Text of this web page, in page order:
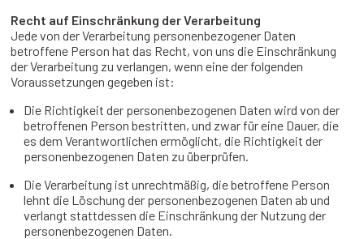
Recht auf Einschränkung der Verarbeitung
Jede von der Verarbeitung personenbezogener Daten
betroffene Person hat das Recht, von uns die Einschränkung
der Verarbeitung zu verlangen, wenn eine der folgenden
Voraussetzungen gegeben ist:
Die Richtigkeit der personenbezogenen Daten wird von der
betroffenen Person bestritten, und zwar für eine Dauer, die
es dem Verantwortlichen ermöglicht, die Richtigkeit der
personenbezogenen Daten zu überprüfen.
Die Verarbeitung ist unrechtmäßig, die betroffene Person
lehnt die Löschung der personenbezogenen Daten ab und
verlangt stattdessen die Einschränkung der Nutzung der
personenbezogenen Daten.